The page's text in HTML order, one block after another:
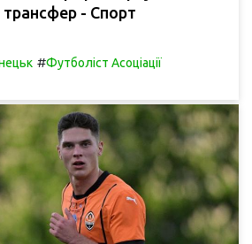
трансфер - Спорт
#Футболіст Асоціації